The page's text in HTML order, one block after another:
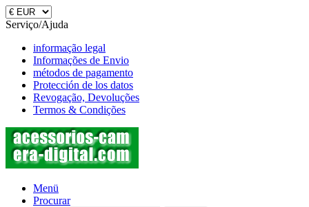
Serviço/Ajuda
informação legal
Informações de Envio
métodos de pagamento
Protección de los datos
Revogação, Devoluções
Termos & Condições
Menü
Procurar